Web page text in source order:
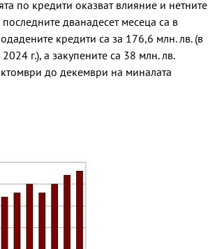
по кредити оказват влияние и нетните
дванадесет месеца са в
кредити са за 176,6 млн. лв. (в
г.), а закупените са 38 млн. лв.
до декември на миналата